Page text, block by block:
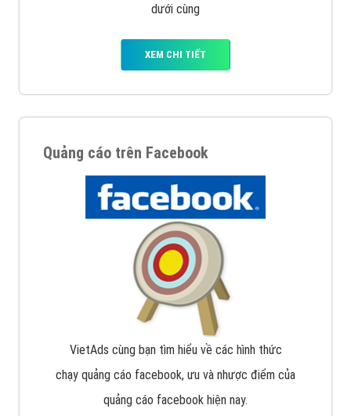
dưới cùng
XEM CHI TIẾT
Quảng cáo trên Facebook
VietAds cùng bạn tìm hiểu về các hình thức
chạy quảng cáo facebook, ưu và nhược điểm của
quảng cáo facebook hiện nay.